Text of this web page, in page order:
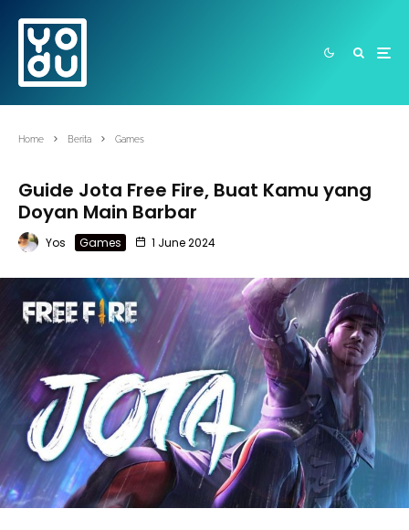
Home Berita Games
Guide Jota Free Fire, Buat Kamu yang
Doyan Main Barbar
Yos Games 1 June 2024